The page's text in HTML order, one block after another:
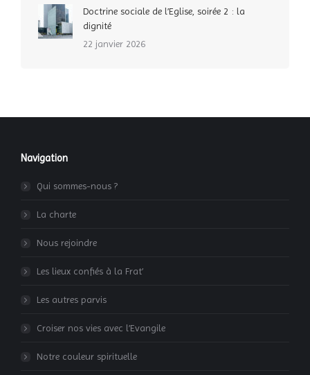
Doctrine sociale de l’Eglise, soirée 2 : la
dignité
22 janvier 2026
Navigation
Qui sommes-nous ?
La charte
Nous rejoindre
Les lieux confiés à la Frat’
Les autres parvis
Croiser nos vies avec l’Evangile
Notre couleur spirituelle